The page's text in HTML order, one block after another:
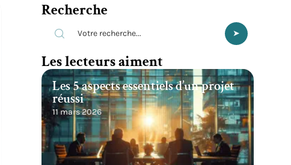
Recherche
Les lecteurs aiment
Les 5 aspects essentiels d’un projet
réussi
11 mars 2026